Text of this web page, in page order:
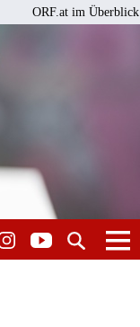
ORF.at im Überblick